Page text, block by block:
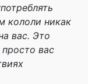
кололи никак
вас. Это
вас